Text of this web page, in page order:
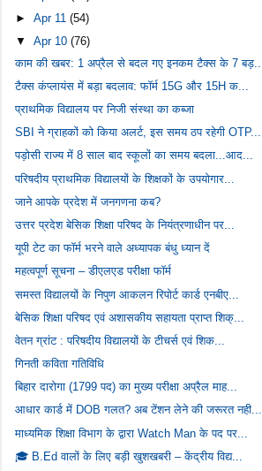
►Apr 11(54)
▼Apr 10(76)
काम की खबर: 1 अप्रैल से बदल गए इनकम टैक्स के 7 बड़...
टैक्स कंप्लायंस में बड़ा बदलाव: फॉर्म 15G और 15H क...
प्राथमिक विद्यालय पर निजी संस्था का कब्जा
SBI ने ग्राहकों को किया अलर्ट, इस समय ठप रहेगी OTP...
पड़ोसी राज्य में 8 साल बाद स्कूलों का समय बदला...आद...
परिषदीय प्राथमिक विद्यालयों के शिक्षकों के उपयोगार...
जाने आपके प्रदेश में जनगणना कब?
उत्तर प्रदेश बेसिक शिक्षा परिषद के नियंत्रणाधीन पर...
यूपी टेट का फॉर्म भरने वाले अध्यापक बंधु ध्यान दें
महत्वपूर्ण सूचना – डीएलएड परीक्षा फॉर्म
समस्त विद्यालयों के निपुण आकलन रिपोर्ट कार्ड एनबीए...
बेसिक शिक्षा परिषद एवं अशासकीय सहायता प्राप्त शिक्...
वेतन ग्रांट : परिषदीय विद्यालयों के टीचर्स एवं शिक...
गिनती कविता गतिविधि
बिहार दारोगा (1799 पद) का मुख्य परीक्षा अप्रैल माह...
आधार कार्ड में DOB गलत? अब टेंशन लेने की जरूरत नही...
माध्यमिक शिक्षा विभाग के द्वारा Watch Man के पद पर...
🎓 B.Ed वालों के लिए बड़ी खुशखबरी – केंद्रीय विद्य...